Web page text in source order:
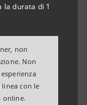
la durata di 1
non
Non
con le
online.
il